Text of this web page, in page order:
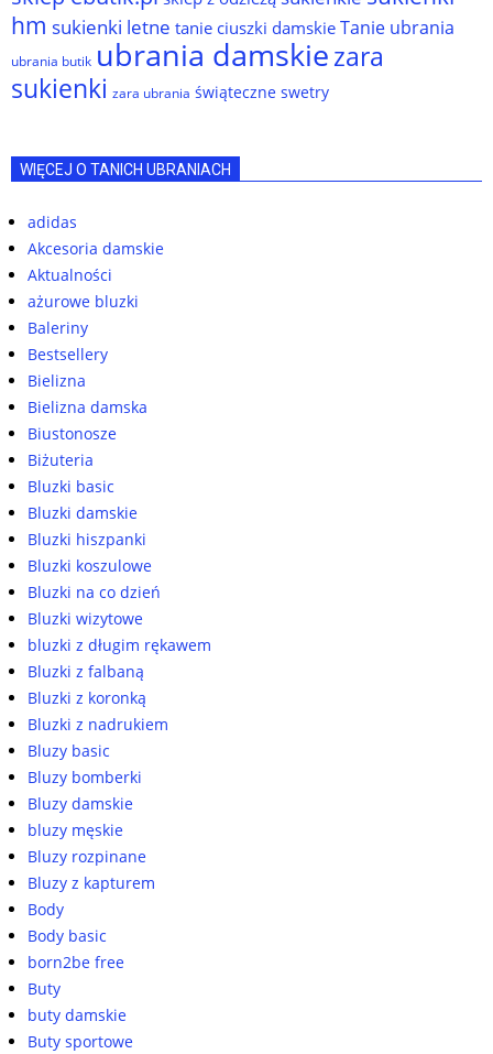
hm sukienki letne tanie ciuszki damskie Tanie ubrania
ubrania butik ubrania damskiezara
sukienki zara ubrania świąteczne swetry
WIĘCEJ O TANICH UBRANIACH
adidas
Akcesoria damskie
Aktualności
ażurowe bluzki
Baleriny
Bestsellery
Bielizna
Bielizna damska
Biustonosze
Biżuteria
Bluzki basic
Bluzki damskie
Bluzki hiszpanki
Bluzki koszulowe
Bluzki na co dzień
Bluzki wizytowe
bluzki z długim rękawem
Bluzki z falbaną
Bluzki z koronką
Bluzki z nadrukiem
Bluzy basic
Bluzy bomberki
Bluzy damskie
bluzy męskie
Bluzy rozpinane
Bluzy z kapturem
Body
Body basic
born2be free
Buty
buty damskie
Buty sportowe